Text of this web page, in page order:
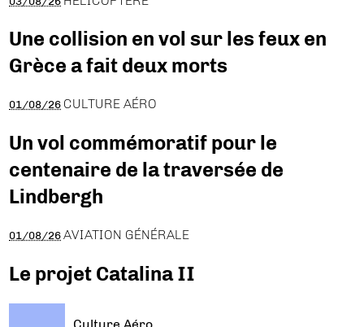
Une collision en vol sur les feux en
Grèce a fait deux morts
01/08/26 CULTURE AÉRO
Un vol commémoratif pour le
centenaire de la traversée de
Lindbergh
01/08/26 AVIATION GÉNÉRALE
Le projet Catalina II